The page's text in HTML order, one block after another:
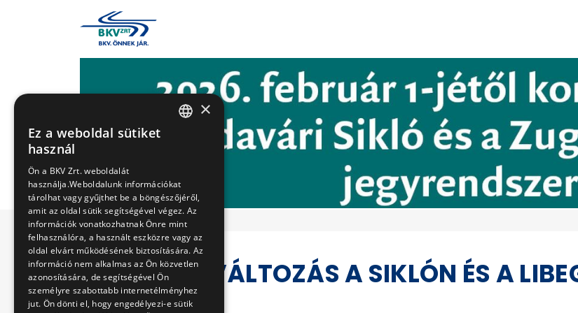
JEGYÁRVÁLTOZÁS A SIKLÓN ÉS A
1-TŐL
×
Ez a weboldal sütiket
használ
Ön a BKV Zrt. weboldalát
használja.Weboldalunk információkat
tárolhat vagy gyűjthet be a böngészőjéről,
amit az oldal sütik segítségével végez. Az
információk vonatkozhatnak Önre mint
felhasználóra, a használt eszközre vagy az
oldal elvárt működésének biztosítására. Az
információ nem alkalmas az Ön közvetlen
azonosítására, de segítségével Ön
személyre szabottabb internetélményhez
jut. Ön dönti el, hogy engedélyezi-e sütik